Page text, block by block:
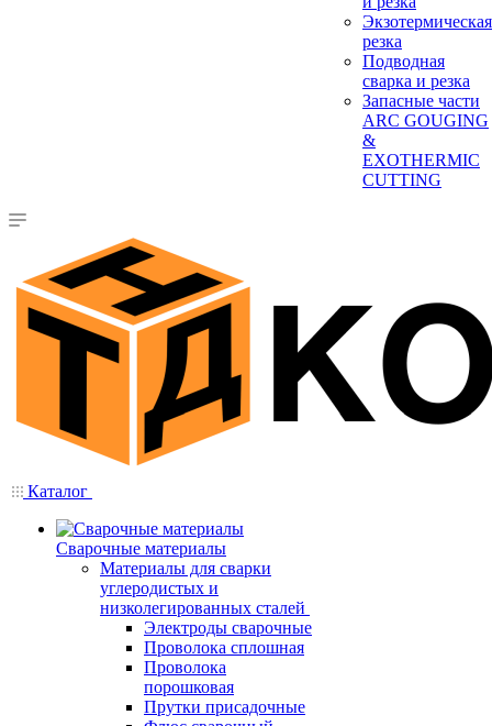
Экзотермическая
резка
Подводная
сварка и резка
Запасные части
ARC GOUGING
&
EXOTHERMIC
CUTTING
Каталог
Сварочные материалы
Материалы для сварки
углеродистых и
низколегированных сталей
Электроды сварочные
Проволока сплошная
Проволока
порошковая
Прутки присадочные